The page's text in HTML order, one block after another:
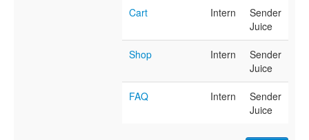
Cart Intern
Sender
Juice
Shop Intern
Sender
Juice
FAQ Intern
Sender
Juice